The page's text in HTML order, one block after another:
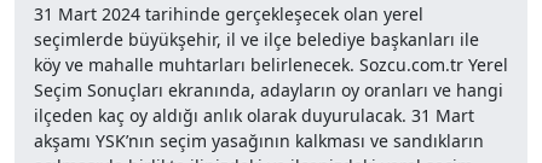
31 Mart 2024 tarihinde gerçekleşecek olan yerel
seçimlerde büyükşehir, il ve ilçe belediye başkanları ile
köy ve mahalle muhtarları belirlenecek. Sozcu.com.tr Yerel
Seçim Sonuçları ekranında, adayların oy oranları ve hangi
ilçeden kaç oy aldığı anlık olarak duyurulacak. 31 Mart
akşamı YSK’nın seçim yasağının kalkması ve sandıkların